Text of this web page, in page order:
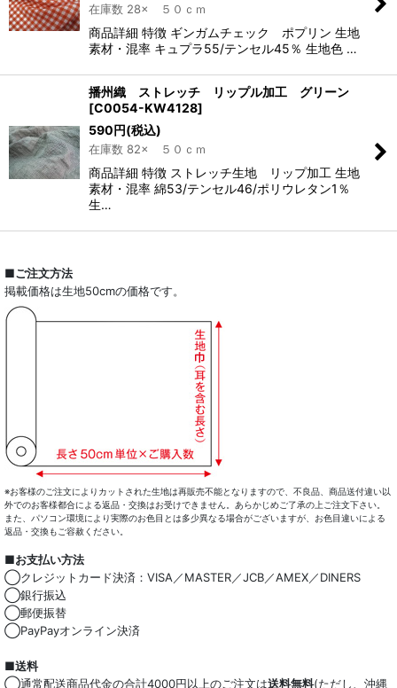
在庫数 28× ５０ｃｍ
商品詳細 特徴 ギンガムチェック ポプリン 生地
素材・混率 キュプラ55/テンセル45％ 生地色 …
播州織 ストレッチ リップル加工 グリーン
[C0054-KW4128]
590円(税込)
在庫数 82× ５０ｃｍ
商品詳細 特徴 ストレッチ生地 リップ加工 生地
素材・混率 綿53/テンセル46/ポリウレタン1％
生…
■ご注文方法
掲載価格は生地50cmの価格です。
※お客様のご注文によりカットされた生地は再販売不能となりますので、不良品、商品送付違い以
外でのお客様都合による返品・交換はお受けできません。あらかじめご了承の上ご注文下さい。
また、パソコン環境により実際のお色目とは多少異なる場合がございますが、お色目違いによる
返品・交換もご容赦ください。
■お支払い方法
◯クレジットカード決済：VISA／MASTER／JCB／AMEX／DINERS
◯銀行振込
◯郵便振替
◯PayPayオンライン決済
■送料
◯通常配送商品代金の合計4000円以上のご注文は送料無料(ただし、沖縄